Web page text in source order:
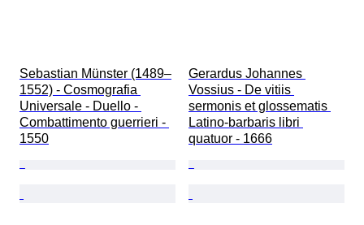
Sebastian Münster (1489–
1552) - Cosmografia
Universale - Duello -
Combattimento guerrieri -
1550
Gerardus Johannes
Vossius - De vitiis
sermonis et glossematis
Latino-barbaris libri
quatuor - 1666